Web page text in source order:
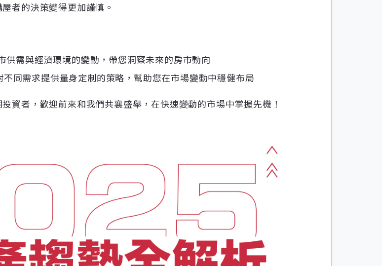
者的決策變得更加謹慎。
需與經濟環境的變動，帶您洞察未來的房市動向
同需求提供量身定制的策略，幫助您在市場變動中穩健布局
資者，歡迎前來和我們共襄盛舉，在快速變動的市場中掌握先機！